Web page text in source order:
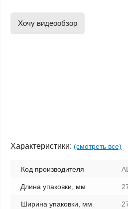
Хочу видеообзор
Характеристики: (смотреть все)
Код производителя
Длина упаковки, мм
Ширина упаковки, мм